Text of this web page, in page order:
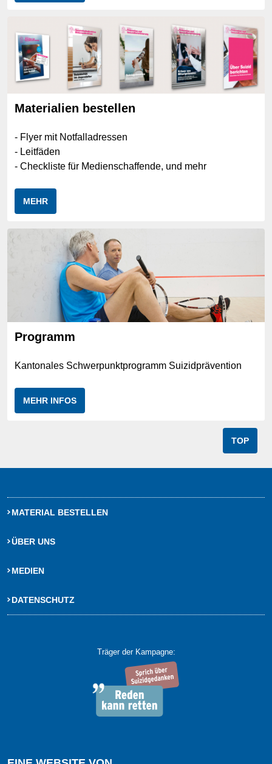
Materialien bestellen
- Flyer mit Notfalladressen
- Leitfäden
- Checkliste für Medienschaffende, und mehr
MEHR
Programm
Kantonales Schwerpunktprogramm Suizidprävention
MEHR INFOS
TOP
MATERIAL BESTELLEN
ÜBER UNS
MEDIEN
DATENSCHUTZ
Träger der Kampagne: